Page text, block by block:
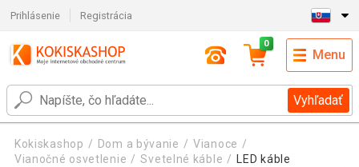
Prihlásenie Registrácia
Vyhľadať
0
Menu
Kokiskashop Dom a bývanie
Vianoce
Vianočné osvetlenie
Svetelné káble LED káble